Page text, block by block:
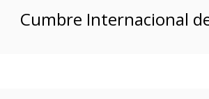
Cumbre Internacional